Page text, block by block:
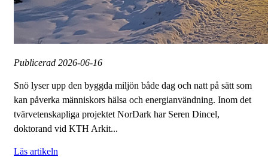
Publicerad 2026-06-16
Snö lyser upp den byggda miljön både dag och natt på sätt som
kan påverka människors hälsa och energianvändning. ​Inom det
tvärvetenskapliga projektet NorDark har Seren Dincel,
doktorand vid KTH Arkit...
Läs artikeln